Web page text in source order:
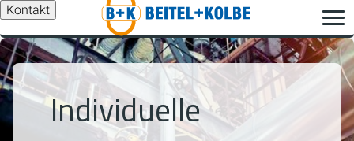
Kontakt
Individuelle